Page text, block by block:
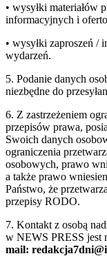
• wysyłki materiałów
informacyjnych i
• wysyłki zaproszeń /
wydarzeń.
5. Podanie danych
niezbędne do
6. Z zastrzeżeniem
przepisów prawa,
Swoich danych
ograniczenia
osobowych, prawo
a także prawo
Państwo, że
przepisy RODO.
7. Kontakt z osobą
w NEWS PRESS jest
mail: